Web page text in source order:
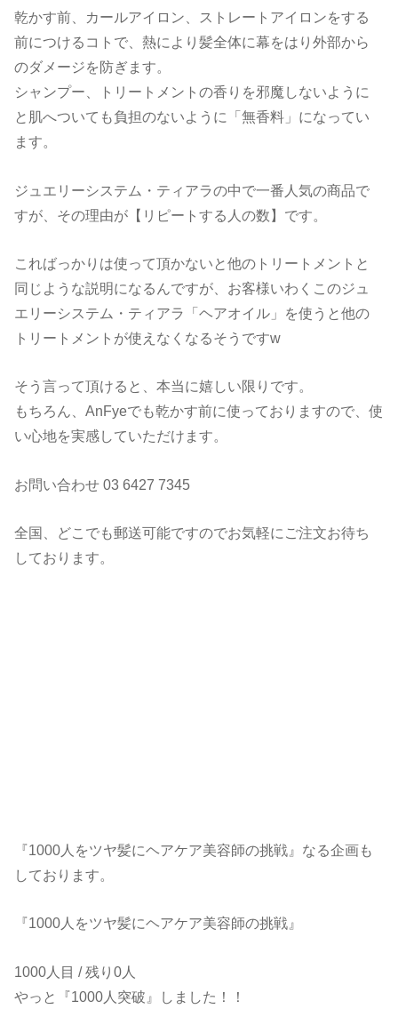
乾かす前、カールアイロン、ストレートアイロンをする
前につけるコトで、熱により髪全体に幕をはり外部から
のダメージを防ぎます。
シャンプー、トリートメントの香りを邪魔しないように
と肌へついても負担のないように「無香料」になってい
ます。
ジュエリーシステム・ティアラの中で一番人気の商品で
すが、その理由が【リピートする人の数】です。
こればっかりは使って頂かないと他のトリートメントと
同じような説明になるんですが、お客様いわくこのジュ
エリーシステム・ティアラ「ヘアオイル」を使うと他の
トリートメントが使えなくなるそうですw
そう言って頂けると、本当に嬉しい限りです。
もちろん、AnFyeでも乾かす前に使っておりますので、使
い心地を実感していただけます。
お問い合わせ 03 6427 7345
全国、どこでも郵送可能ですのでお気軽にご注文お待ち
しております。
『1000人をツヤ髪にヘアケア美容師の挑戦』なる企画も
しております。
『1000人をツヤ髪にヘアケア美容師の挑戦』
1000人目 / 残り0人
やっと『1000人突破』しました！！